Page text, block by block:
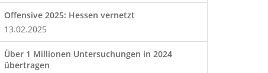
Offensive 2025: Hessen vernetzt
13.02.2025
Über 1 Millionen Untersuchungen in 2024
übertragen